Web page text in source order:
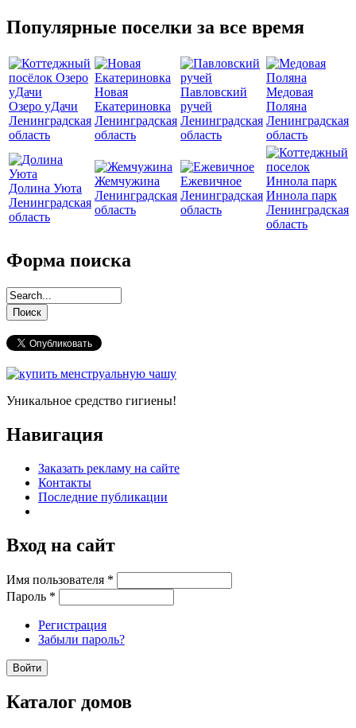
Популярные поселки за все время
Озеро уДачи
Ленинградская
область
Новая
Екатериновка
Ленинградская
область
Павловский
ручей
Ленинградская
область
Медовая
Поляна
Ленинградская
область
Долина Уюта
Ленинградская
область
Жемчужина
Ленинградская
область
Ежевичное
Ленинградская
область
Иннола парк
Ленинградская
область
Форма поиска
Уникальное средство гигиены!
Навигация
Заказать рекламу на сайте
Контакты
Последние публикации
Вход на сайт
Имя пользователя *
Пароль *
Регистрация
Забыли пароль?
Каталог домов